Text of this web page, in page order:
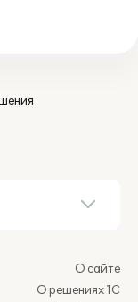
О сайте
О решениях 1С